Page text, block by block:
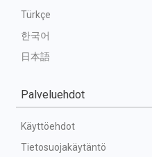
Türkçe
한국어
日本語
Palveluehdot
Käyttöehdot
Tietosuojakäytäntö